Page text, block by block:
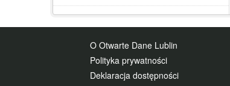
O Otwarte Dane Lublin
Polityka prywatności
Deklaracja dostępności